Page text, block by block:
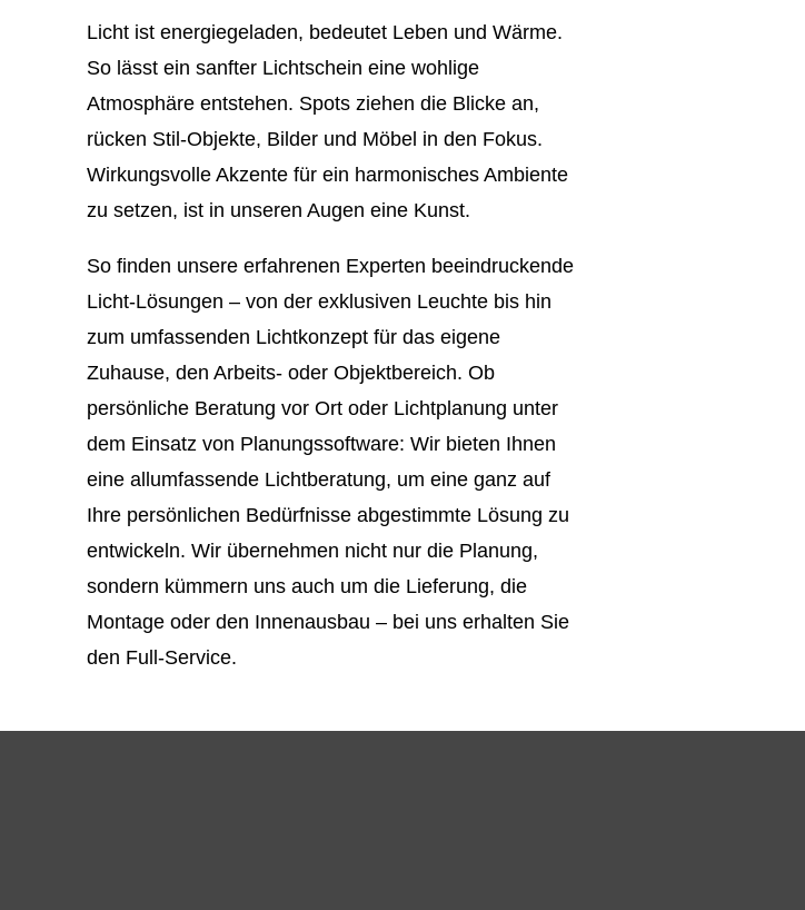
Licht ist energiegeladen, bedeutet Leben und Wärme.
So lässt ein sanfter Lichtschein eine wohlige
Atmosphäre entstehen. Spots ziehen die Blicke an,
rücken Stil-Objekte, Bilder und Möbel in den Fokus.
Wirkungsvolle Akzente für ein harmonisches Ambiente
zu setzen, ist in unseren Augen eine Kunst.
So finden unsere erfahrenen Experten beeindruckende
Licht-Lösungen – von der exklusiven Leuchte bis hin
zum umfassenden Lichtkonzept für das eigene
Zuhause, den Arbeits- oder Objektbereich. Ob
persönliche Beratung vor Ort oder Lichtplanung unter
dem Einsatz von Planungssoftware: Wir bieten Ihnen
eine allumfassende Lichtberatung, um eine ganz auf
Ihre persönlichen Bedürfnisse abgestimmte Lösung zu
entwickeln. Wir übernehmen nicht nur die Planung,
sondern kümmern uns auch um die Lieferung, die
Montage oder den Innenausbau – bei uns erhalten Sie
den Full-Service.